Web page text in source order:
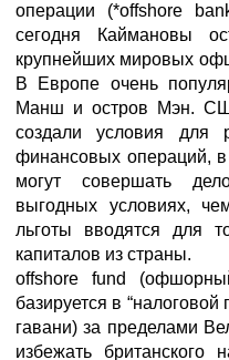
операции (*offshore
сегодня Каймановы
крупнейших мировых
В Европе очень
Манш и остров Мэн.
создали условия для
финансовых операций, в
могут совершать
выгодных условиях,
льготы вводятся для
капиталов из страны.
offshore fund
базируется в
гавани) за пределами
избежать британского